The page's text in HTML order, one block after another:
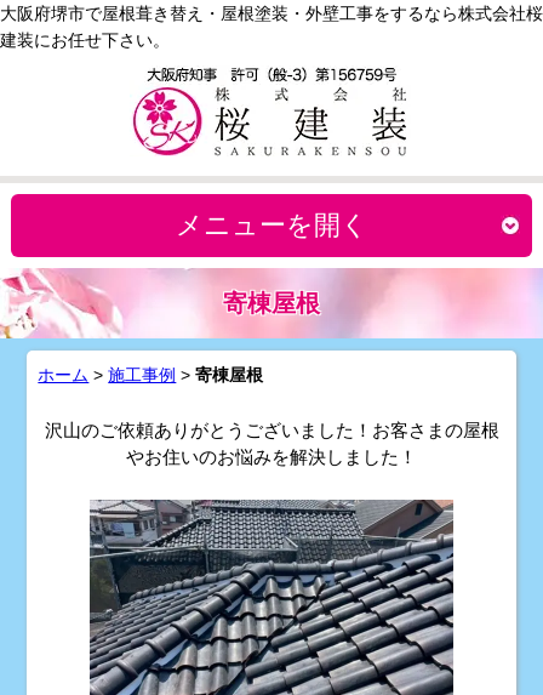
大阪府堺市で屋根葺き替え・屋根塗装・外壁工事をするなら株式会社桜
建装にお任せ下さい。
メニューを開く
寄棟屋根
ホーム >施工事例 >寄棟屋根
沢山のご依頼ありがとうございました！お客さまの屋根
やお住いのお悩みを解決しました！